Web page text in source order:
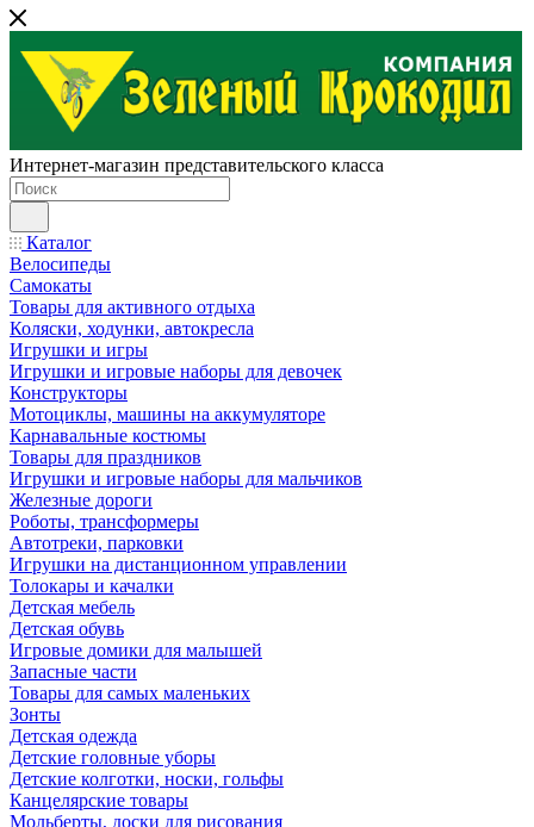
Интернет-магазин представительского класса
Каталог
Велосипеды
Самокаты
Товары для активного отдыха
Коляски, ходунки, автокресла
Игрушки и игры
Игрушки и игровые наборы для девочек
Конструкторы
Мотоциклы, машины на аккумуляторе
Карнавальные костюмы
Товары для праздников
Игрушки и игровые наборы для мальчиков
Железные дороги
Роботы, трансформеры
Автотреки, парковки
Игрушки на дистанционном управлении
Толокары и качалки
Детская мебель
Детская обувь
Игровые домики для малышей
Запасные части
Товары для самых маленьких
Зонты
Детская одежда
Детские головные уборы
Детские колготки, носки, гольфы
Канцелярские товары
Мольберты, доски для рисования